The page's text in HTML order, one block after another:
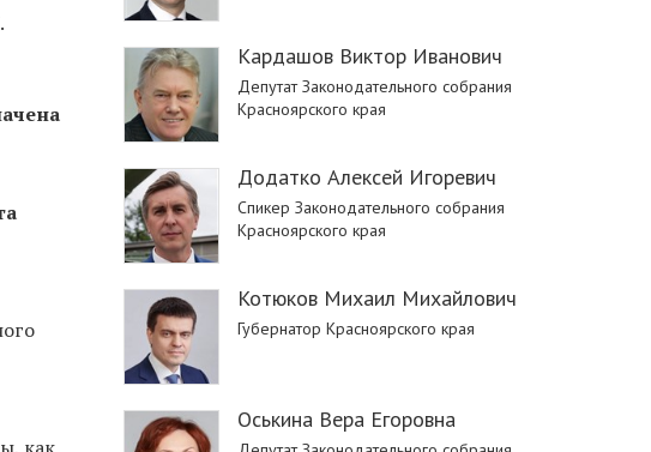
Кардашов Виктор Иванович
Депутат Законодательного собрания
Красноярского края
Додатко Алексей Игоревич
Спикер Законодательного собрания
Красноярского края
Котюков Михаил Михайлович
Губернатор Красноярского края
Оськина Вера Егоровна